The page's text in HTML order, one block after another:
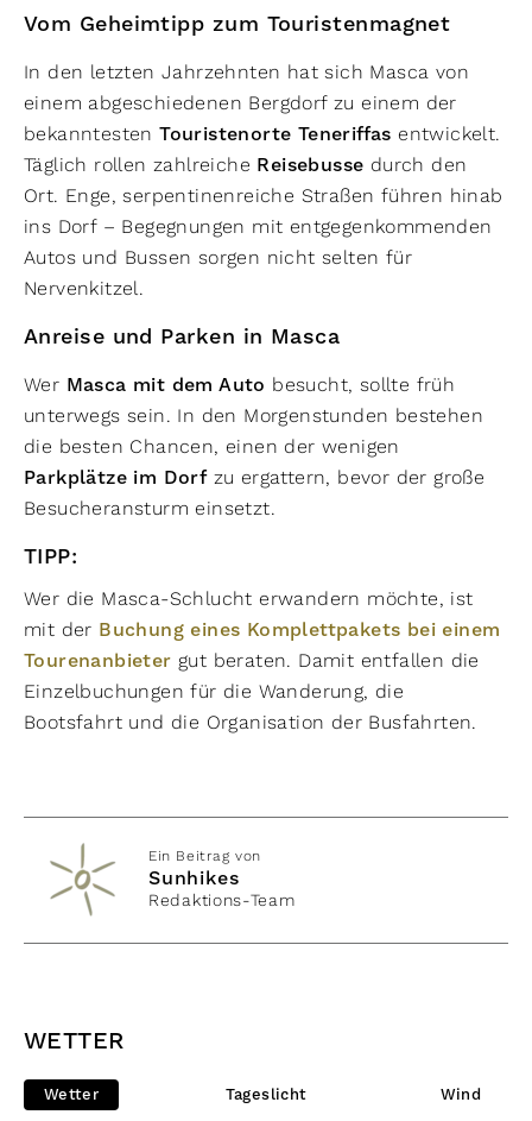
Vom Geheimtipp zum Touristenmagnet
In den letzten Jahrzehnten hat sich Masca von
einem abgeschiedenen Bergdorf zu einem der
bekanntestenTouristenorte Teneriffas entwickelt.
Täglich rollen zahlreiche Reisebusse durch den
Ort. Enge, serpentinenreiche Straßen führen hinab
ins Dorf – Begegnungen mit entgegenkommenden
Autos und Bussen sorgen nicht selten für
Nervenkitzel.
Anreise und Parken in Masca
Wer Masca mit dem Auto besucht, sollte früh
unterwegs sein. In den Morgenstunden bestehen
die besten Chancen, einen der wenigen
Parkplätze im Dorfzu ergattern, bevor der große
Besucheransturm einsetzt.
TIPP:
Wer die Masca-Schlucht erwandern möchte, ist
mit der Buchung eines Komplettpakets bei einem
Tourenanbieter gut beraten. Damit entfallen die
Einzelbuchungen für die Wanderung, die
Bootsfahrt und die Organisation der Busfahrten.
Ein Beitrag von
Sunhikes
Redaktions-Team
WETTER
Wetter Tageslicht Wind